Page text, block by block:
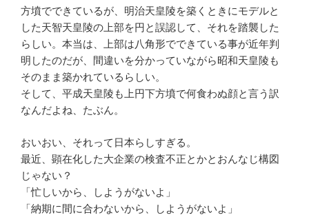
方墳でできているが、明治天皇陵を築くときにモデルと
した天智天皇陵の上部を円と誤認して、それを踏襲した
らしい。本当は、上部は八角形でできている事が近年判
明したのだが、間違いを分かっていながら昭和天皇陵も
そのまま築かれているらしい。
そして、平成天皇陵も上円下方墳で何食わぬ顔と言う訳
なんだよね、たぶん。
おいおい、それって日本らしすぎる。
最近、顕在化した大企業の検査不正とかとおんなじ構図
じゃない？
「忙しいから、しようがないよ」
「納期に間に合わないから、しようがないよ」